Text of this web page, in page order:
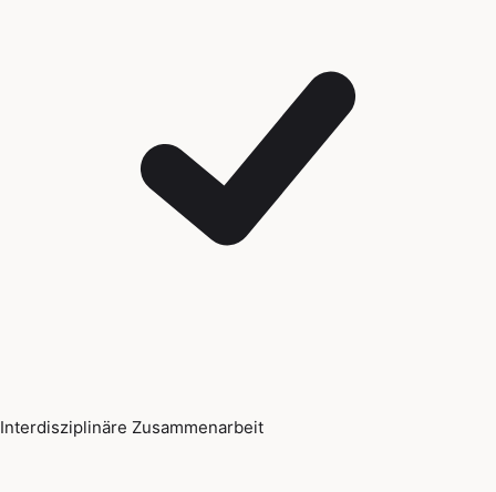
Interdisziplinäre Zusammenarbeit